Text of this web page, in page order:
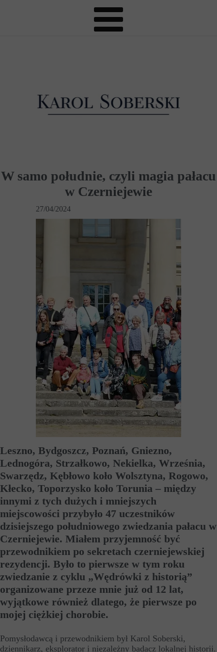
27/04/2024
W samo południe, czyli magia pałacu
w Czerniejewie
Leszno, Bydgoszcz, Poznań, Gniezno,
Lednogóra, Strzałkowo, Nekielka, Września,
Swarzędz, Kębłowo koło Wolsztyna, Rogowo,
Kłecko, Toporzysko koło Torunia – między
innymi z tych dużych i mniejszych
miejscowości przybyło 47 uczestników
dzisiejszego południowego zwiedzania pałacu w
Czerniejewie. Miałem przyjemność być
przewodnikiem po sekretach czerniejewskiej
rezydencji. Było to pierwsze w tym roku
zwiedzanie z cyklu „Wędrówki z historią”
organizowane przeze mnie już od 12 lat,
wyjątkowe również dlatego, że pierwsze po
mojej ciężkiej chorobie.
Pomysłodawcą i przewodnikiem był Karol Soberski,
dziennikarz, eksplorator i niezależny badacz lokalnej historii.